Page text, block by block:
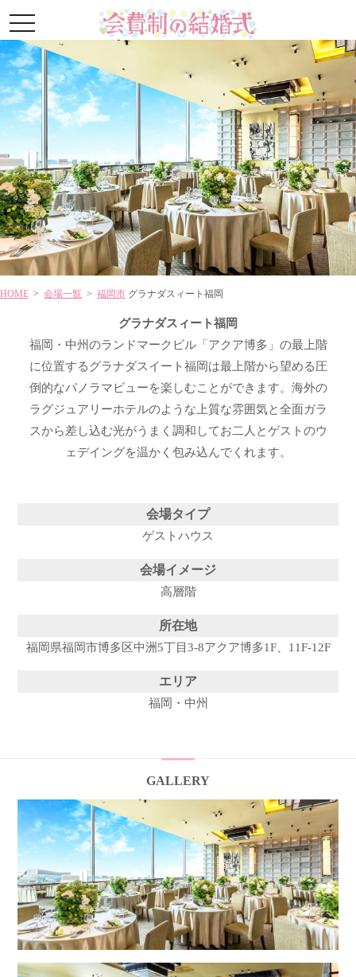
toggle
navigation
HOME > 会場一覧 > 福岡市 グラナダスィート福岡
グラナダスィート福岡
福岡・中州のランドマークビル「アクア博多」の最上階
に位置するグラナダスイート福岡は最上階から望める圧
倒的なパノラマビューを楽しむことができます。海外の
ラグジュアリーホテルのような上質な雰囲気と全面ガラ
スから差し込む光がうまく調和してお二人とゲストのウ
ェデイングを温かく包み込んでくれます。
会場タイプ
ゲストハウス
会場イメージ
高層階
所在地
福岡県福岡市博多区中洲5丁目3-8アクア博多1F、11F-12F
エリア
福岡・中州
GALLERY